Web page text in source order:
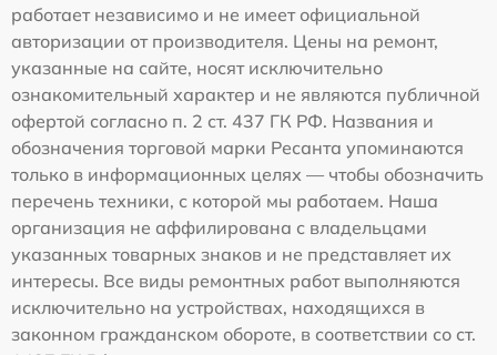
работает независимо и не имеет официальной
авторизации от производителя. Цены на ремонт,
указанные на сайте, носят исключительно
ознакомительный характер и не являются публичной
офертой согласно п. 2 ст. 437 ГК РФ. Названия и
обозначения торговой марки Ресанта упоминаются
только в информационных целях — чтобы обозначить
перечень техники, с которой мы работаем. Наша
организация не аффилирована с владельцами
указанных товарных знаков и не представляет их
интересы. Все виды ремонтных работ выполняются
исключительно на устройствах, находящихся в
законном гражданском обороте, в соответствии со ст.